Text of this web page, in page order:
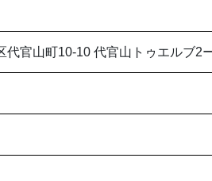
代官山町10-10 代官山トゥエルブ2